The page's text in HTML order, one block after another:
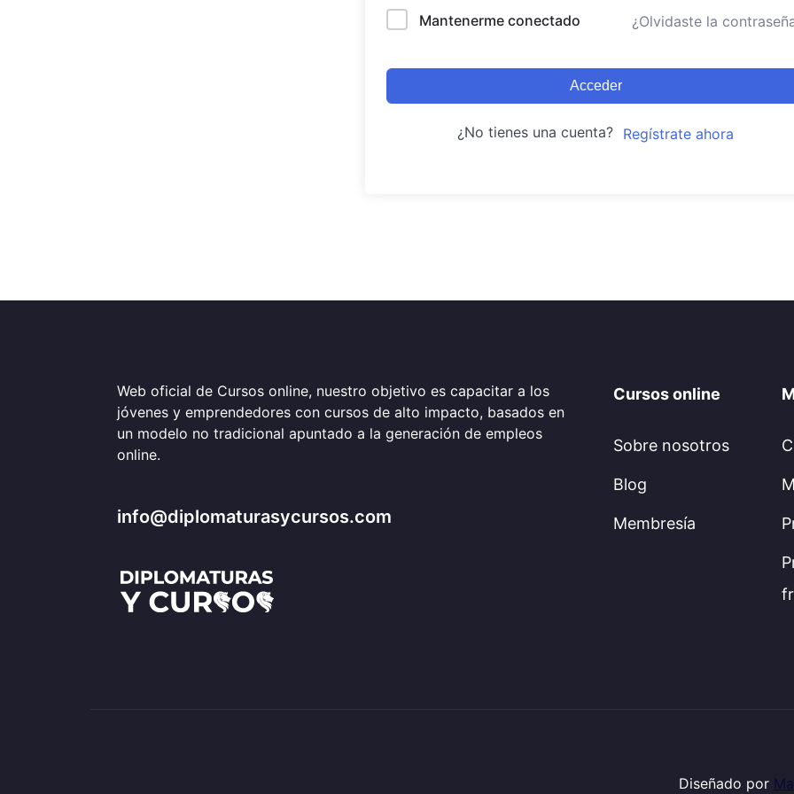
Mantenerme conectado ¿Olvidaste la
Acceder
¿No tienes una cuenta? Regístrate ahora
Web oficial de Cursos online, nuestro objetivo es capacitar a los
jóvenes y emprendedores con cursos de alto impacto, basados en
un modelo no tradicional apuntado a la generación de empleos
online.
info@diplomaturasycursos.com
Cursos online
Sobre nosotros
Blog
Membresía
Diseñado por